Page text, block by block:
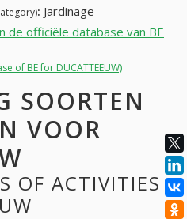
: Jardinage
de officiële database van BE
of BE for DUCATTEEUW)
SOORTEN
VOOR
OF ACTIVITIES